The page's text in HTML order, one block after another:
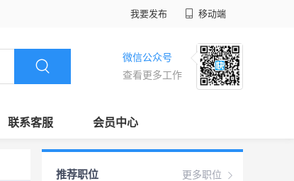
我要发布 移动端
微信公众号
查看更多工作
联系客服 会员中心
更多职位
推荐职位